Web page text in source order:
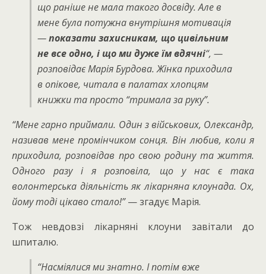
що раніше не мала такого досвіду. Але в
мене була потужна внутрішня мотивація
—показати захисникам, що цивільним
не все одно, і що ми дуже їм вдячні“, —
розповідає Марія Бурдова. Жінка приходила
в опікове, читала в палатах хлопцям
книжки та просто “тримала за руку”.
“Мене гарно приймали. Один з військових, Олександр,
називав мене промінчиком сонця. Він любив, коли я
приходила, розповідав про свою родину та життя.
Одного разу і я розповіла, що у нас є така
волонтерська діяльність як лікарняна клоунада. Ох,
йому тоді цікаво стало!”— згадує Марія.
Тож невдовзі лікарняні клоуни завітали до
шпиталю.
“Насміялися ми знатно. І потім вже